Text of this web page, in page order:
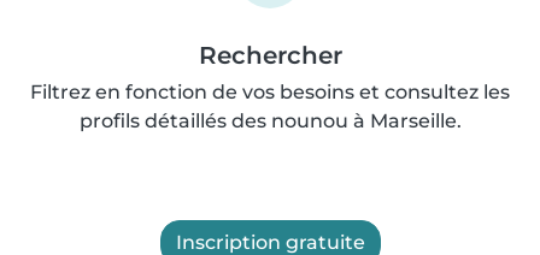
Rechercher
Filtrez en fonction de vos besoins et consultez les
profils détaillés des nounou à Marseille.
Inscription gratuite